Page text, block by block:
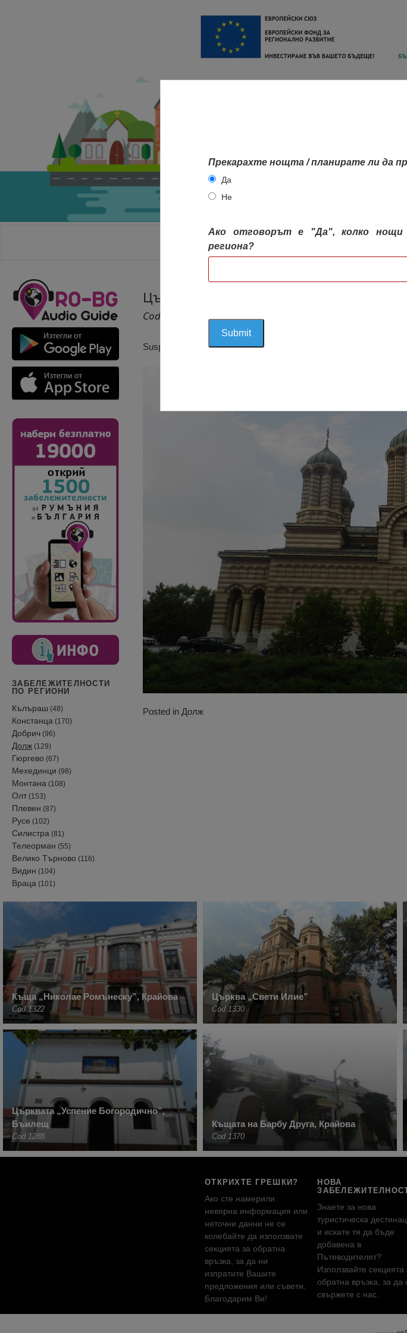
НАЧАЛО
ЗАБЕЛЕЖИТЕЛНОСТИ
ПО РЕГИОНИ
Кълъраш (48)
Констанца (170)
Добрич (96)
Долж (129)
Гюргево (67)
Мехединци (98)
Монтана (108)
Олт (153)
Плевен (87)
Русе (102)
Силистра (81)
Телеорман (55)
Велико Търново (116)
Видин (104)
Враца (101)
Църкваta Свети Димитър, Craiova
Cod 1380
Suspendat pentru reactualizare!
Прекарахте нощта / планирате ли да
Да
Не
Ако отговорът е "Да", колко нощи
региона?
Posted in Долж
Къща „Николае Ромънеску”, Крайова
Cod 1322
Църква „Свети Илие”
Cod 1330
Църквата „Успение Богородично”,
Бъилещ
Cod 1288
Къщата на Барбу Друга, Крайова
Cod 1370
ОТКРИХТЕ ГРЕШКИ?
Ако сте намерили
невярна информация или
неточни данни не се
колебайте да използвате
секцията за обратна
връзка, за да ни
изпратите Вашите
предложения или съвети.
Благодарим Ви!
НОВА
Знаете за нова
туристическа
и искате тя да бъде
добавена в
Пътеводителят?
Използвайте секцията
обратна връзка, за да
свържете с нас.